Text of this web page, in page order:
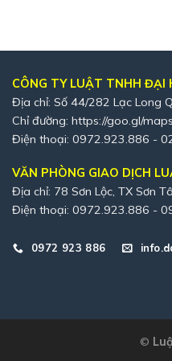
CÔNG TY LUẬT TNHH ĐẠI
Địa chỉ: Số 44/282 Lạc Long
Chỉ đường: https://goo.gl/
Điện thoại: 0972.923.886 -
VĂN PHÒNG GIAO DỊCH
Địa chỉ: 78 Sơn Lộc, TX Sơn
Điện thoại: 0972.923.886 -
0972 923 886
©